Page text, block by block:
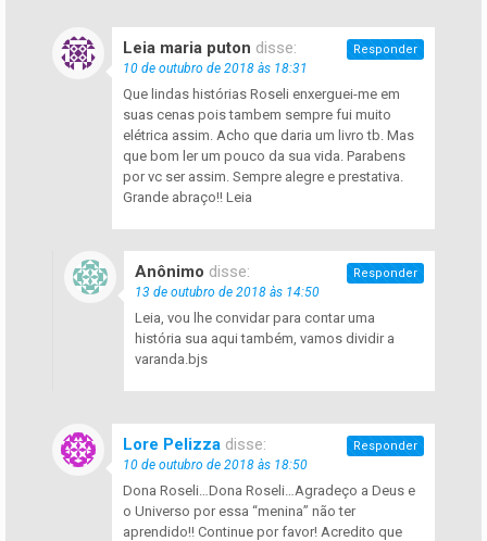
Leia maria puton disse:
10 de outubro de 2018 às 18:31
Que lindas histórias Roseli enxerguei-me em
suas cenas pois tambem sempre fui muito
elétrica assim. Acho que daria um livro tb. Mas
que bom ler um pouco da sua vida. Parabens
por vc ser assim. Sempre alegre e prestativa.
Grande abraço!! Leia
Responder
Anônimo disse:
13 de outubro de 2018 às 14:50
Leia, vou lhe convidar para contar uma
história sua aqui também, vamos dividir a
varanda.bjs
Responder
Lore Pelizza disse:
10 de outubro de 2018 às 18:50
Dona Roseli…Dona Roseli…Agradeço a Deus e
o Universo por essa “menina” não ter
aprendido!! Continue por favor! Acredito que
Responder